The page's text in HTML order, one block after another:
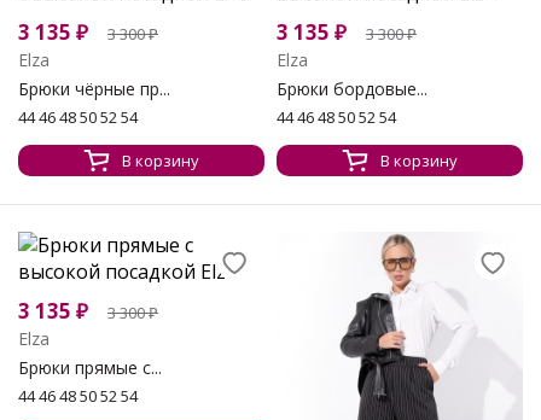
3 135 ₽ 3 300₽
Elza
Брюки чёрные пр...
44 46 48 50 52 54
В корзину
3 135 ₽ 3 300₽
Elza
Брюки бордовые...
44 46 48 50 52 54
В корзину
3 135 ₽ 3 300₽
Elza
Брюки прямые с...
44 46 48 50 52 54